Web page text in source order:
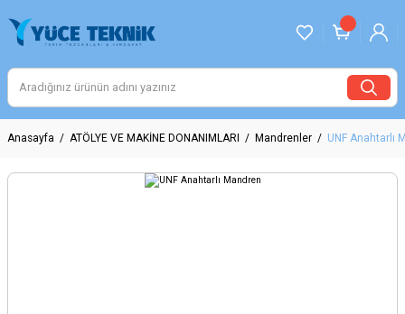
Anasayfa ATÖLYE VE MAKİNE DONANIMLARI Mandrenler UNF Anahtarlı